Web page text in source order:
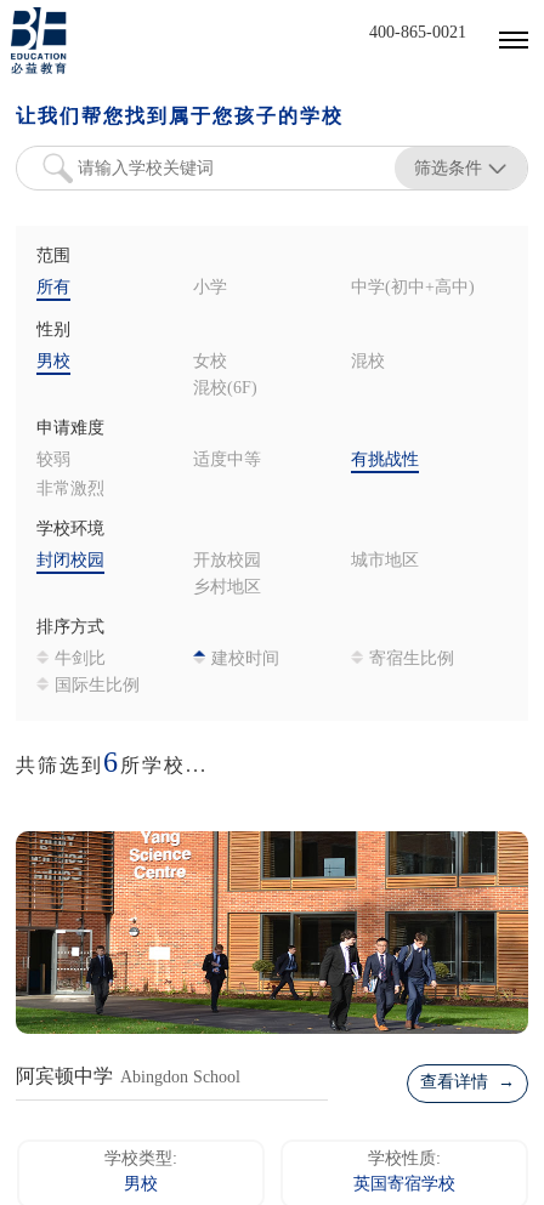
400-865-0021
让我们帮您找到属于您孩子的学校
筛选条件
范围
所有
小学 中学(初中+高中)
性别
男校
女校
混校
混校(6F)
申请难度
较弱
适度中等
有挑战性
非常激烈
学校环境
封闭校园
开放校园
城市地区
乡村地区
排序方式
牛剑比
建校时间
寄宿生比例
国际生比例
共筛选到 6所学校...
阿宾顿中学 Abingdon School 查看详情 →
学校类型:
男校
学校性质:
英国寄宿学校